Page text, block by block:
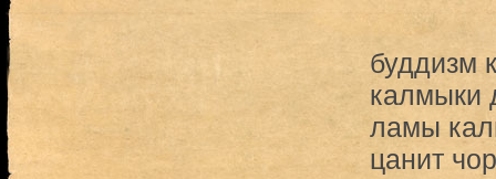
буддизм
калмыки
ламы
цанит